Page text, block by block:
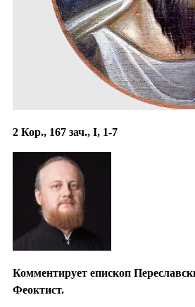
2 Кор., 167 зач., I, 1-7
Комментирует епископ
Феоктист.